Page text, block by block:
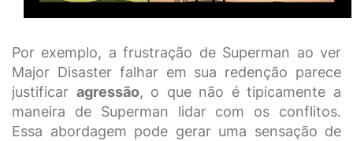
Por exemplo, a frustração de Superman ao ver
Major Disaster falhar em sua redenção parece
justificar agressão, o que não é tipicamente a
maneira de Superman lidar com os conflitos.
Essa abordagem pode gerar uma sensação de